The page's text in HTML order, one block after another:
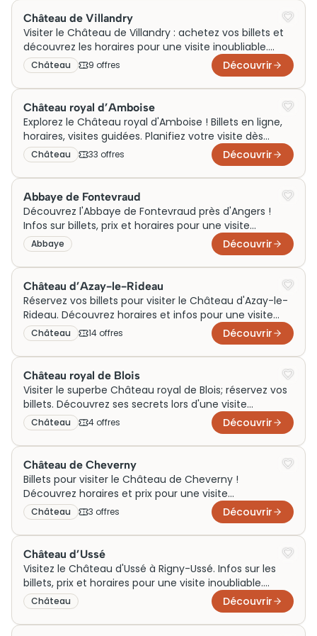
Château de Villandry
Visiter le Château de Villandry : achetez vos billets et
découvrez les horaires pour une visite inoubliable.
Réservez maintenant pour ne rien manquer !
Château 9 offres Découvrir
Château royal d’Amboise
Explorez le Château royal d'Amboise ! Billets en ligne,
horaires, visites guidées. Planifiez votre visite dès
maintenant et plongez dans l'histoire royale.
Château 33 offres Découvrir
Abbaye de Fontevraud
Découvrez l'Abbaye de Fontevraud près d'Angers !
Infos sur billets, prix et horaires pour une visite
fascinante. Réservez votre aventure culturelle.
Abbaye Découvrir
Château d’Azay-le-Rideau
Réservez vos billets pour visiter le Château d'Azay-le-
Rideau. Découvrez horaires et infos pour une visite
inoubliable !
Château 14 offres Découvrir
Château royal de Blois
Visiter le superbe Château royal de Blois; réservez vos
billets. Découvrez ses secrets lors d'une visite
inoubliable.
Château 4 offres Découvrir
Château de Cheverny
Billets pour visiter le Château de Cheverny !
Découvrez horaires et prix pour une visite
incontournable en Centre Val de Loire. Réservez
maintenant !
Château 3 offres Découvrir
Château d’Ussé
Visitez le Château d'Ussé à Rigny-Ussé. Infos sur les
billets, prix et horaires pour une visite inoubliable.
Réservez maintenant !
Château Découvrir